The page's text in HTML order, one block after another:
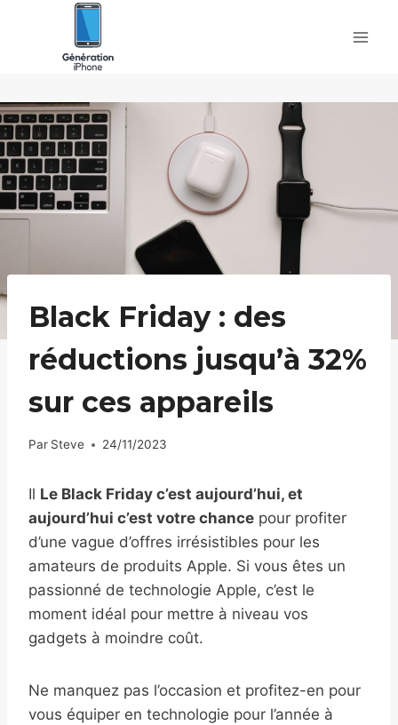
Black Friday : des
réductions jusqu’à 32%
sur ces appareils
Par Steve 24/11/2023
Il Le Black Friday c’est aujourd’hui, et
aujourd’hui c’est votre chance pour profiter
d’une vague d’offres irrésistibles pour les
amateurs de produits Apple. Si vous êtes un
passionné de technologie Apple, c’est le
moment idéal pour mettre à niveau vos
gadgets à moindre coût.
Ne manquez pas l’occasion et profitez-en pour
vous équiper en technologie pour l’année à